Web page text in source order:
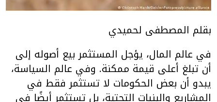
بقلم المصطفى لحميدي
في عالم المال، يؤجل المستثمر بيع أصوله إلى
أن تبلغ أعلى قيمة ممكنة. وفي عالم السياسة،
يبدو أن بعض الحكومات لا تستثمر فقط في
المشاريع والبنيات التحتية، بل تستثمر أيضًا في